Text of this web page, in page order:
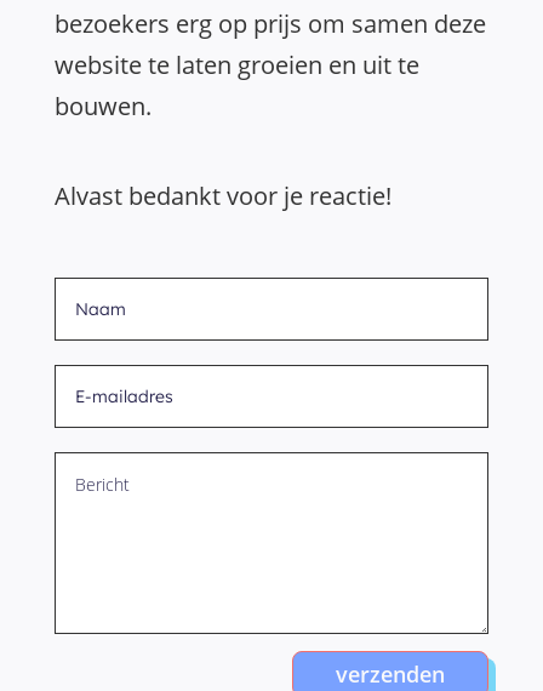
bezoekers erg op prijs om samen deze
website te laten groeien en uit te
bouwen.
Alvast bedankt voor je reactie!
verzenden